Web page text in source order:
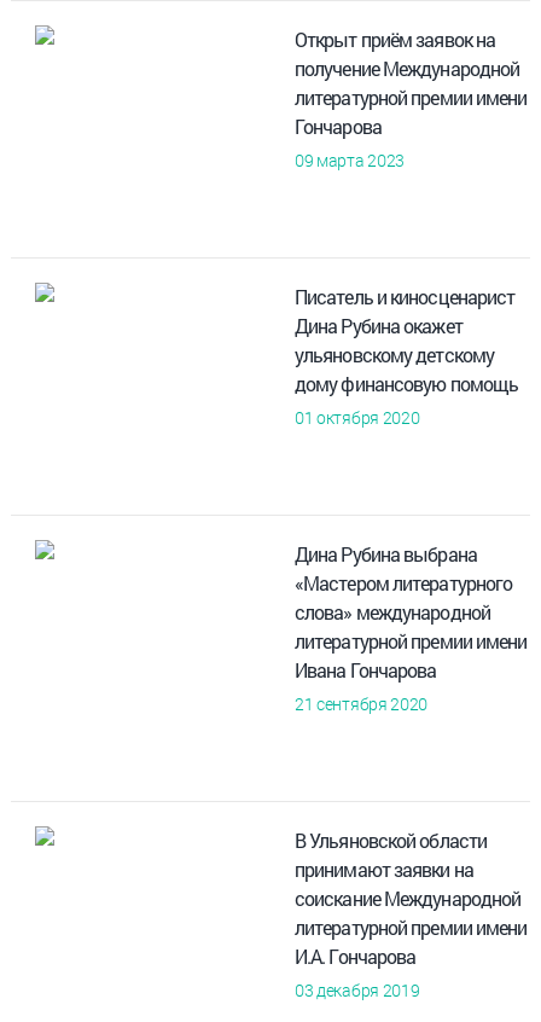
Открыт приём заявок на
получение Международной
литературной премии имени
Гончарова
09 марта 2023
Писатель и киносценарист
Дина Рубина окажет
ульяновскому детскому
дому финансовую помощь
01 октября 2020
Дина Рубина выбрана
«Мастером литературного
слова» международной
литературной премии имени
Ивана Гончарова
21 сентября 2020
В Ульяновской области
принимают заявки на
соискание Международной
литературной премии имени
И.А. Гончарова
03 декабря 2019